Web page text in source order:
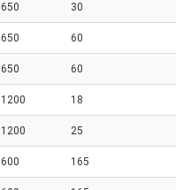
650 30
650 60
650 60
1200 18
1200 25
600 165